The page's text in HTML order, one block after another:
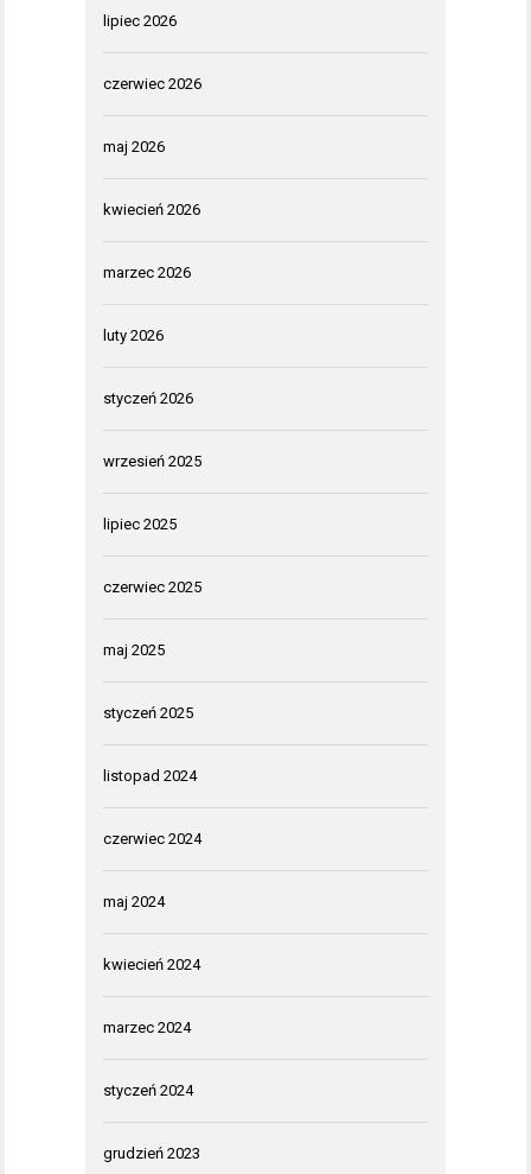
lipiec 2026
czerwiec 2026
maj 2026
kwiecień 2026
marzec 2026
luty 2026
styczeń 2026
wrzesień 2025
lipiec 2025
czerwiec 2025
maj 2025
styczeń 2025
listopad 2024
czerwiec 2024
maj 2024
kwiecień 2024
marzec 2024
styczeń 2024
grudzień 2023